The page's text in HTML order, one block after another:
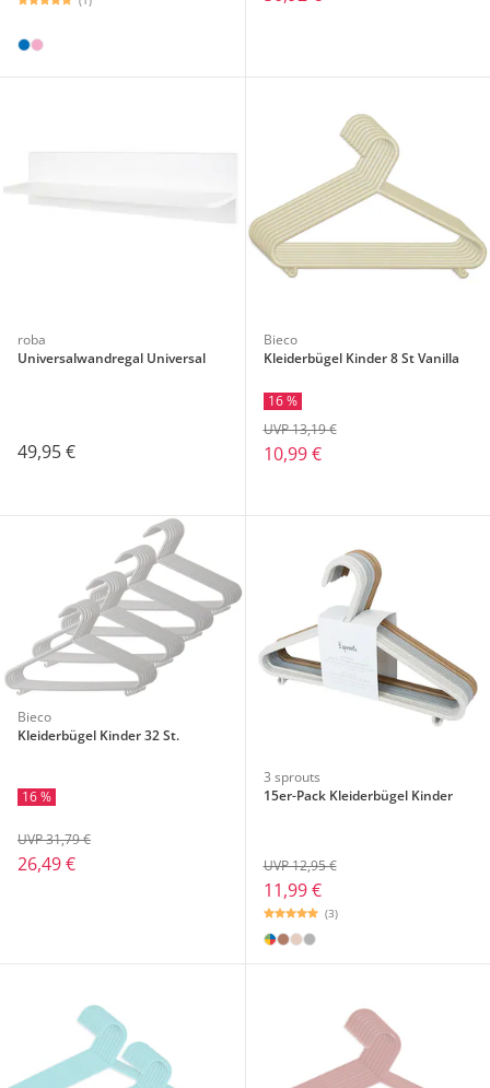
roba
Universalwandregal Universal
49,95 €
Bieco
Kleiderbügel Kinder 8 St Vanilla
16 %
10,99 €
UVP 13,19 €
Bieco
Kleiderbügel Kinder 32 St.
16 %
26,49 €
UVP 31,79 €
3 sprouts
15er-Pack Kleiderbügel Kinder
11,99 €
UVP 12,95 €
(3)